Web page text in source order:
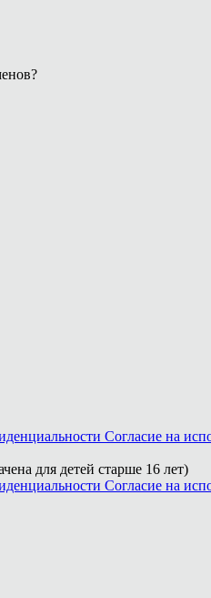
Согласие на
для детей старше 16 лет)
Согласие на